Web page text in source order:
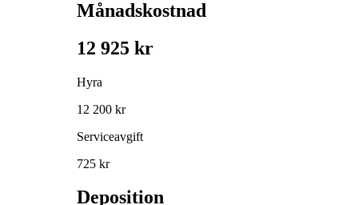
Månadskostnad
12 925 kr
Hyra
12 200 kr
Serviceavgift
725 kr
Deposition